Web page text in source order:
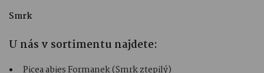
Smrk
U nás v sortimentu najdete: